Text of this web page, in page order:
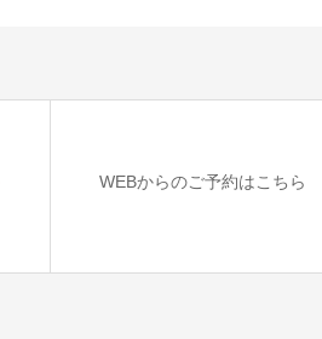
WEBからのご予約はこちら